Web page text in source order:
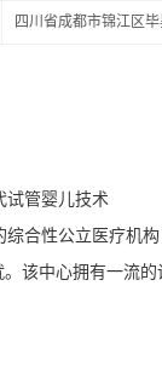
四川省成都市锦江区
试管婴儿技术
合性公立医疗机
该中心拥有一流